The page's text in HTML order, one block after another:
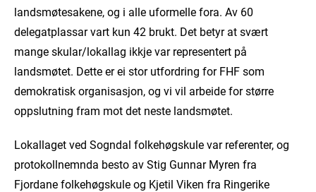
landsmøtesakene, og i alle uformelle fora. Av 60
delegatplassar vart kun 42 brukt. Det betyr at svært
mange skular/lokallag ikkje var representert på
landsmøtet. Dette er ei stor utfordring for FHF som
demokratisk organisasjon, og vi vil arbeide for større
oppslutning fram mot det neste landsmøtet.
Lokallaget ved Sogndal folkehøgskule var referenter, og
protokollnemnda besto av Stig Gunnar Myren fra
Fjordane folkehøgskule og Kjetil Viken fra Ringerike